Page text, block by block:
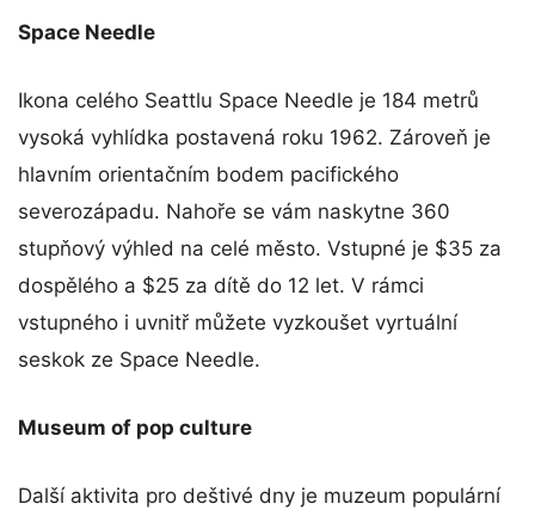
Space Needle
Ikona celého Seattlu Space Needle je 184 metrů
vysoká vyhlídka postavená roku 1962. Zároveň je
hlavním orientačním bodem pacifického
severozápadu. Nahoře se vám naskytne 360
stupňový výhled na celé město. Vstupné je $35 za
dospělého a $25 za dítě do 12 let. V rámci
vstupného i uvnitř můžete vyzkoušet vyrtuální
seskok ze Space Needle.
Museum of pop culture
Další aktivita pro deštivé dny je muzeum populární